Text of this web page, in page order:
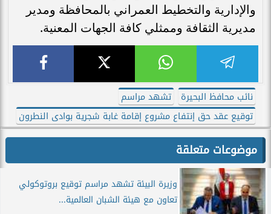
والإدارية والتخطيط العمراني بالمحافظة ومدير
مديرية الثقافة وممثلي كافة الجهات المعنية.
نائب محافظ البحيرة
تشهد مراسم
توقيع عقد حق إنتفاع مشروع إقامة غابة شجرية بوادى النطرون
موضوعات متعلقة
وزيرة البيئة تشهد مراسم توقيع بروتوكولي
تعاون مع هيئة الشبان العالمية...